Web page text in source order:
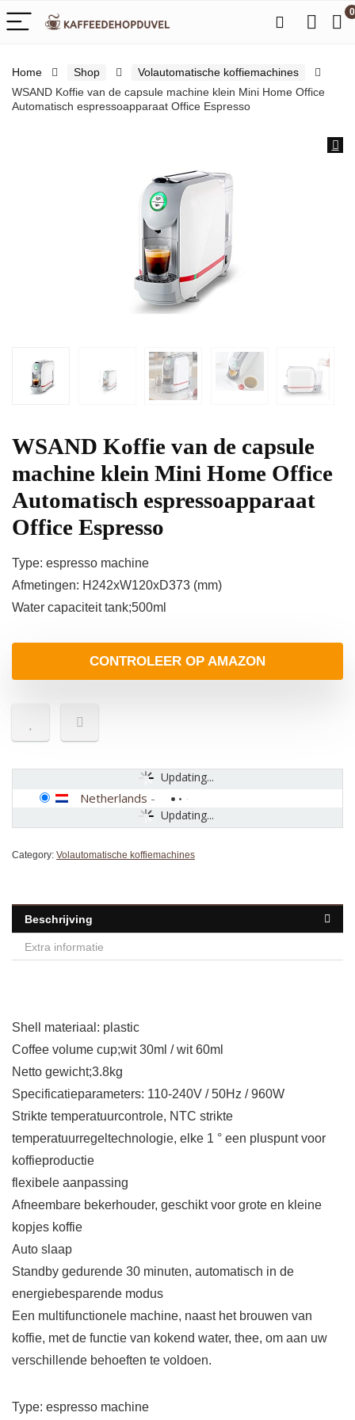
0
Home Shop
Volautomatische koffiemachines
WSAND Koffie van de capsule machine klein Mini Home Office
Automatisch espressoapparaat Office Espresso
WSAND Koffie van de capsule
machine klein Mini Home Office
Automatisch espressoapparaat
Office Espresso
Type: espresso machine
Afmetingen: H242xW120xD373 (mm)
Water capaciteit tank;500ml
CONTROLEER OP AMAZON
Updating...
Updating...
Netherlands -
Category: Volautomatische koffiemachines
Beschrijving
Extra informatie
Shell materiaal: plastic
Coffee volume cup;wit 30ml / wit 60ml
Netto gewicht;3.8kg
Specificatieparameters: 110-240V / 50Hz / 960W
Strikte temperatuurcontrole, NTC strikte
temperatuurregeltechnologie, elke 1 ° een pluspunt voor
koffieproductie
flexibele aanpassing
Afneembare bekerhouder, geschikt voor grote en kleine
kopjes koffie
Auto slaap
Standby gedurende 30 minuten, automatisch in de
energiebesparende modus
Een multifunctionele machine, naast het brouwen van
koffie, met de functie van kokend water, thee, om aan uw
verschillende behoeften te voldoen.
Type: espresso machine